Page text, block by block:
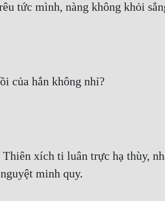
tức mình, nàng không khỏi
của hắn không nhỉ?
xích ti luân trực hạ thùy,
minh quy.